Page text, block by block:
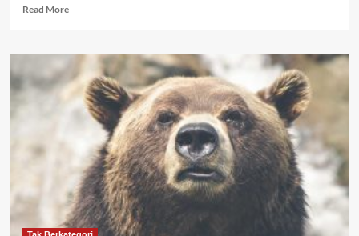
Read MoreRead
Presiden
Prabowo:
Pendidikan
Jadi
Kunci
Lahirnya
Inovasi
dan
Riset
Indonesia
–
Suara